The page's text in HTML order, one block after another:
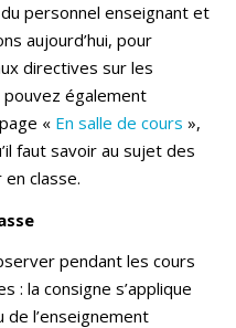
personnel enseignant et
aujourd’hui, pour
directives sur les
pouvez également
« En salle de cours »,
faut savoir au sujet des
classe.
pendant les cours
: la consigne s’applique
l’enseignement